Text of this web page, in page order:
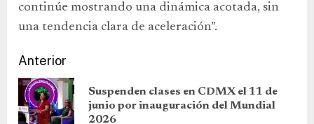
continúe mostrando una dinámica acotada, sin
una tendencia clara de aceleración”.
Anterior
Suspenden clases en CDMX el 11 de
junio por inauguración del Mundial
2026